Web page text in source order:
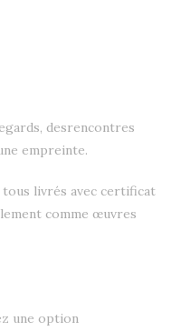
desrencontres
empreinte.
tous livrés avec certificat
comme œuvres
une option